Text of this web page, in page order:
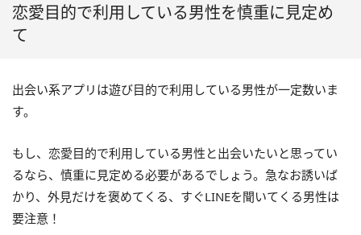
恋愛目的で利用している男性を慎重に見定め
て
出会い系アプリは遊び目的で利用している男性が一定数いま
す。
もし、恋愛目的で利用している男性と出会いたいと思ってい
るなら、慎重に見定める必要があるでしょう。急なお誘いば
かり、外見だけを褒めてくる、すぐLINEを聞いてくる男性は
要注意！